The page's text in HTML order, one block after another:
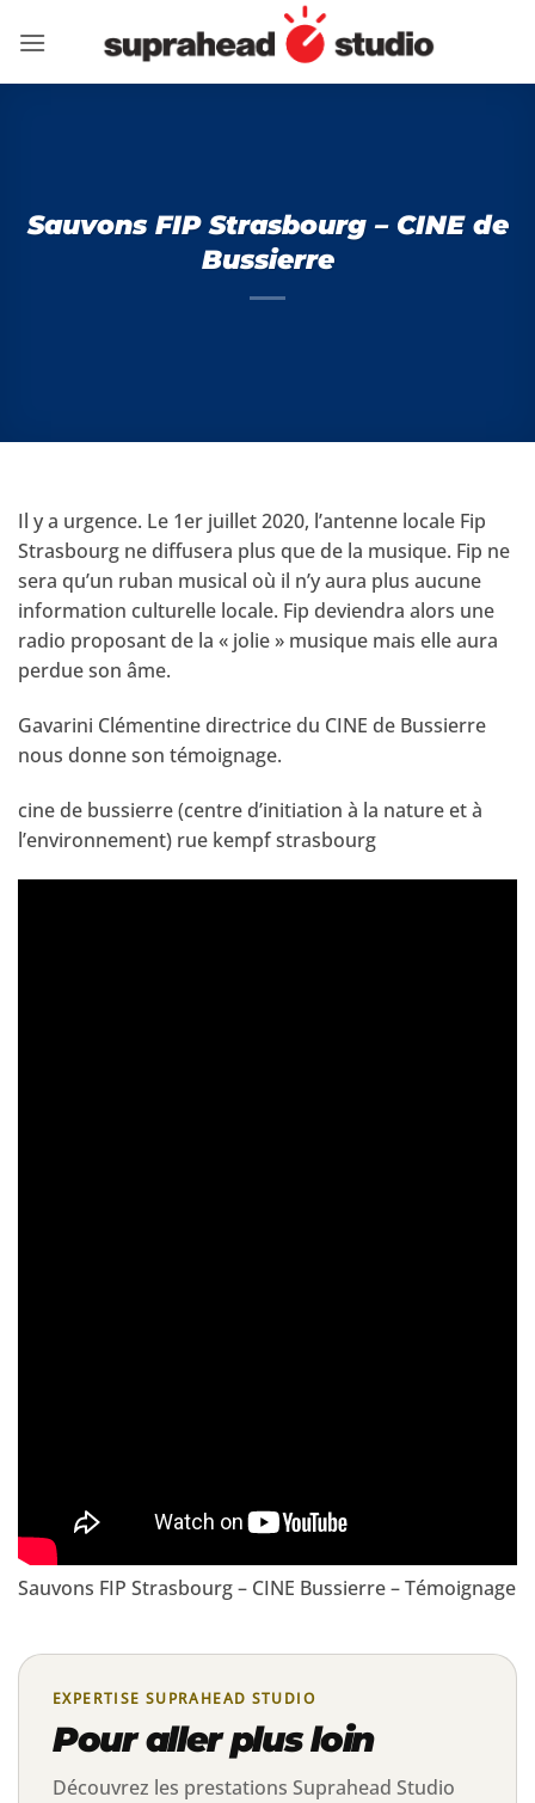
au
Sauvons FIP Strasbourg – CINE de
Bussierre
Il y a urgence. Le 1er juillet 2020, l’antenne locale Fip
Strasbourg ne diffusera plus que de la musique. Fip ne
sera qu’un ruban musical où il n’y aura plus aucune
information culturelle locale. Fip deviendra alors une
radio proposant de la « jolie » musique mais elle aura
perdue son âme.
Gavarini Clémentine directrice du CINE de Bussierre
nous donne son témoignage.
cine de bussierre (centre d’initiation à la nature et à
l’environnement) rue kempf strasbourg
Sauvons FIP Strasbourg – CINE Bussierre – Témoignage
EXPERTISE SUPRAHEAD STUDIO
Pour aller plus loin
Découvrez les prestations Suprahead Studio